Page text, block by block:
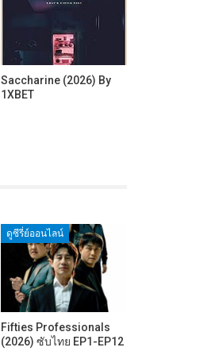
Saccharine (2026) By
1XBET
ดูซีรี่ย์ออนไลน์
Fifties Professionals
(2026) ซับไทย EP1-EP12